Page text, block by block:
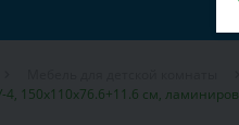
150х110х76.6+11.6 см,